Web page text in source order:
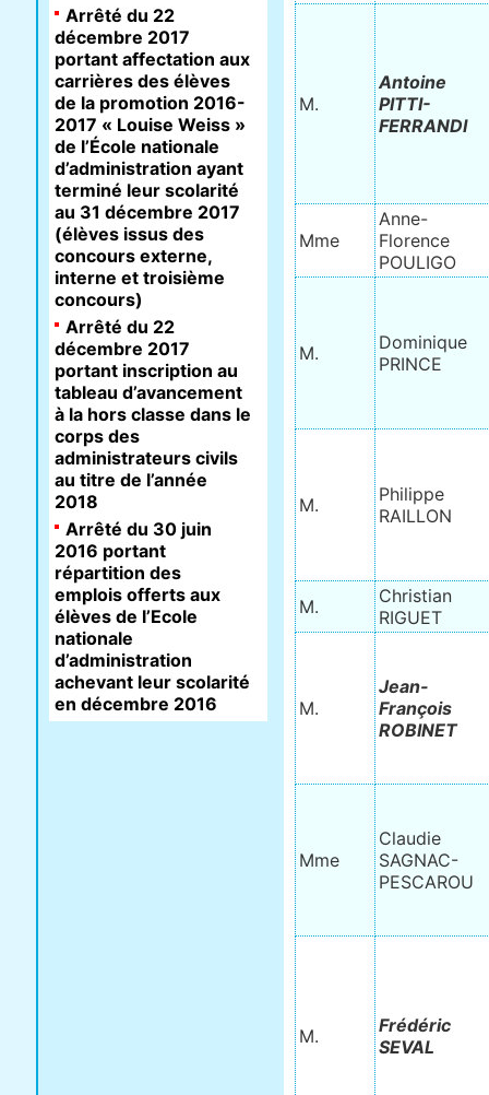
M.
Antoine
PITTI-
FERRANDI
Mme
Anne-
Florence
POULIGO
M.
Dominique
PRINCE
M.
Philippe
RAILLON
M.
Christian
RIGUET
M.
Jean-
François
ROBINET
Mme
Claudie
SAGNAC-
PESCAROU
M.
Frédéric
SEVAL
Arrêté du 22
décembre 2017
portant affectation aux
carrières des élèves
de la promotion 2016-
2017 « Louise Weiss »
de l’École nationale
d’administration ayant
terminé leur scolarité
au 31 décembre 2017
(élèves issus des
concours externe,
interne et troisième
concours)
Arrêté du 22
décembre 2017
portant inscription au
tableau d’avancement
à la hors classe dans le
corps des
administrateurs civils
au titre de l’année
2018
Arrêté du 30 juin
2016 portant
répartition des
emplois offerts aux
élèves de l’Ecole
nationale
d’administration
achevant leur scolarité
en décembre 2016